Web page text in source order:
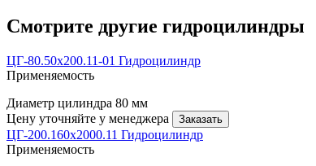
Смотрите другие гидроцилиндры
ЦГ-80.50х200.11-01 Гидроцилиндр
Применяемость
Диаметр цилиндра 80 мм
Цену уточняйте у менеджера
Заказать
ЦГ-200.160х2000.11 Гидроцилиндр
Применяемость